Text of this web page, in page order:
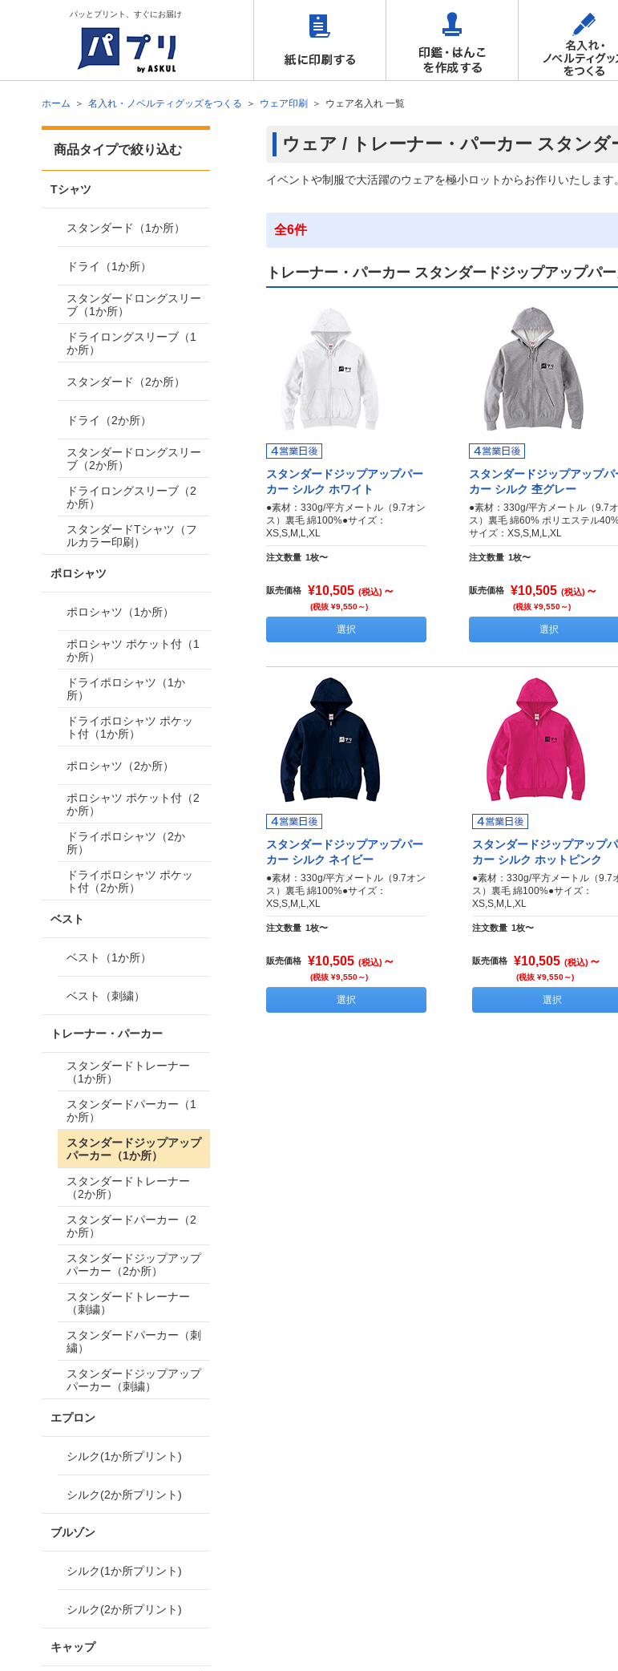
パッとプリント、すぐにお届け
ホーム 名入れ・ノベルティグッズをつくる ウェア印刷 ウェア名入れ 一覧
ウェア / トレーナー・パーカー スタンダ
イベントや制服で大活躍のウェアを極小ロットからお作りいたします
全6件
トレーナー・パーカー スタンダードジップアップパー
スタンダードジップアップパー
カー シルク ホワイト
●素材：330g/平方メートル（9.7オン
ス）裏毛 綿100%●サイズ：
XS,S,M,L,XL
注文数量 1枚〜
販売価格 ¥10,505 (税込) ～
(税抜 ¥9,550～)
選択
スタンダードジップアップパ
カー シルク 杢グレー
●素材：330g/平方メートル（9.7
ス）裏毛 綿60% ポリエステル
サイズ：XS,S,M,L,XL
注文数量 1枚〜
販売価格 ¥10,505 (税込) ～
(税抜 ¥9,550～)
選択
スタンダードジップアップパー
カー シルク ネイビー
●素材：330g/平方メートル（9.7オン
ス）裏毛 綿100%●サイズ：
XS,S,M,L,XL
注文数量 1枚〜
販売価格 ¥10,505 (税込) ～
(税抜 ¥9,550～)
選択
スタンダードジップアップ
カー シルク ホットピンク
●素材：330g/平方メートル（9.7
ス）裏毛 綿100%●サイズ：
XS,S,M,L,XL
注文数量 1枚〜
販売価格 ¥10,505 (税込) ～
(税抜 ¥9,550～)
選択
商品タイプで絞り込む
Tシャツ
スタンダード（1か所）
ドライ（1か所）
スタンダードロングスリー
ブ（1か所）
ドライロングスリーブ（1
か所）
スタンダード（2か所）
ドライ（2か所）
スタンダードロングスリー
ブ（2か所）
ドライロングスリーブ（2
か所）
スタンダードTシャツ（フ
ルカラー印刷）
ポロシャツ
ポロシャツ（1か所）
ポロシャツ ポケット付（1
か所）
ドライポロシャツ（1か
所）
ドライポロシャツ ポケッ
ト付（1か所）
ポロシャツ（2か所）
ポロシャツ ポケット付（2
か所）
ドライポロシャツ（2か
所）
ドライポロシャツ ポケッ
ト付（2か所）
ベスト
ベスト（1か所）
ベスト（刺繍）
トレーナー・パーカー
スタンダードトレーナー
（1か所）
スタンダードパーカー（1
か所）
スタンダードジップアップ
パーカー（1か所）
スタンダードトレーナー
（2か所）
スタンダードパーカー（2
か所）
スタンダードジップアップ
パーカー（2か所）
スタンダードトレーナー
（刺繍）
スタンダードパーカー（刺
繍）
スタンダードジップアップ
パーカー（刺繍）
エプロン
シルク(1か所プリント)
シルク(2か所プリント)
ブルゾン
シルク(1か所プリント)
シルク(2か所プリント)
キャップ